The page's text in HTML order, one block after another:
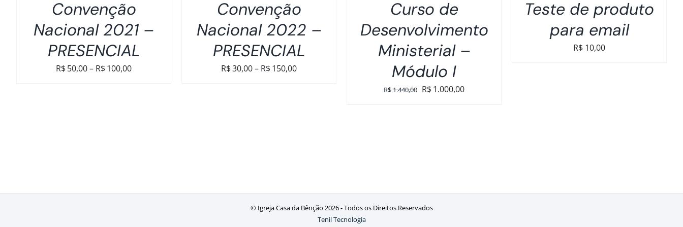
Convenção
Nacional 2021 –
PRESENCIAL
R$50,00– R$100,00Faixa
Convenção
Nacional 2022 –
PRESENCIAL
R$30,00– R$150,00Faixa
Curso de
Desenvolvimento
Ministerial –
Módulo I
R$1.440,00 O
R$1.000,00O
Teste de produto
para email
R$ 10,00
© Igreja Casa da Bênção 2026 - Todos os Direitos Reservados
Tenil Tecnologia